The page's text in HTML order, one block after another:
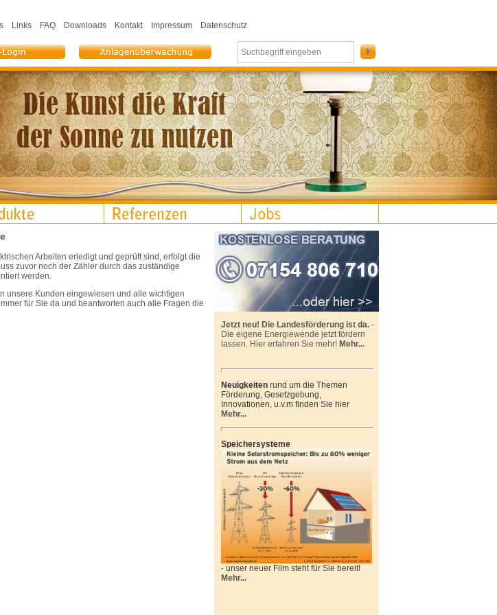
Links FAQ Downloads Kontakt Impressum Datenschutz
Arbeiten erledigt und geprüft sind, erfolgt die
zuvor noch der Zähler durch das zuständige
werden.
unsere Kunden eingewiesen und alle wichtigen
für Sie da und beantworten auch alle Fragen die
Jetzt neu! Die Landesförderung ist da. -
Die eigene Energiewende jetzt fördern
lassen. Hier erfahren Sie mehr! Mehr...
Neuigkeiten rund um die Themen
Förderung, Gesetzgebung,
Innovationen, u.v.m finden Sie hier
Mehr...
Speichersysteme
- unser neuer Film steht für Sie bereit!
Mehr...